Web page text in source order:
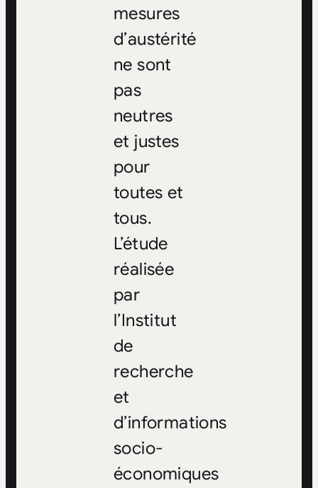
mesures
d’austérité
ne sont
pas
neutres
et justes
pour
toutes et
tous.
L’étude
réalisée
par
l’Institut
de
recherche
et
d’informations
socio-
économiques